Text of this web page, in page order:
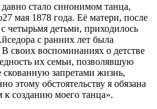
стало синонимом танца,
мая 1878 года. Её матери, после
четырьмя детьми, приходилось
с ранних лет была
В своих воспоминаниях о детстве
их семьи, позволявшую
запретами жизнь,
этому обстоятельству я обязана
созданию моего танца».